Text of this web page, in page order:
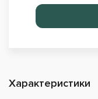
Характеристики